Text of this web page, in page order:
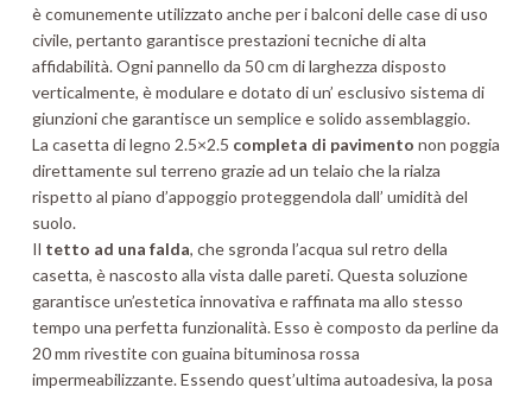
è comunemente utilizzato anche per i balconi delle case di uso
civile, pertanto garantisce prestazioni tecniche di alta
affidabilità. Ogni pannello da 50 cm di larghezza disposto
verticalmente, è modulare e dotato di un’ esclusivo sistema di
giunzioni che garantisce un semplice e solido assemblaggio.
La casetta di legno 2.5×2.5 completa di pavimento non poggia
direttamente sul terreno grazie ad un telaio che la rialza
rispetto al piano d’appoggio proteggendola dall’ umidità del
suolo.
Il tetto ad una falda, che sgronda l’acqua sul retro della
casetta, è nascosto alla vista dalle pareti. Questa soluzione
garantisce un’estetica innovativa e raffinata ma allo stesso
tempo una perfetta funzionalità. Esso è composto da perline da
20 mm rivestite con guaina bituminosa rossa
impermeabilizzante. Essendo quest’ultima autoadesiva, la posa